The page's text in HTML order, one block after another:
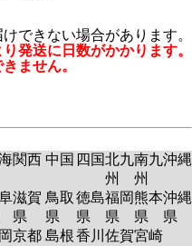
できない場合があります。
発送に日数がかかります。
ません。
関西 中国 四国北九
州
南九
州
沖縄
滋賀
県
京都
鳥取
県
島根
徳島
県
香川
福岡
県
佐賀
熊本
県
宮崎
沖縄
県